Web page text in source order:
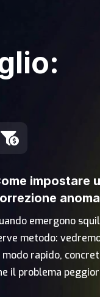

impostare
emergono
metodo:
modo rapido,
il problema